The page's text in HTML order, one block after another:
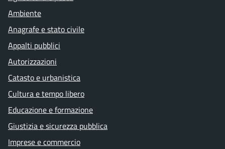
Ambiente
Anagrafe e stato civile
Appalti pubblici
Autorizzazioni
Catasto e urbanistica
Cultura e tempo libero
Educazione e formazione
Giustizia e sicurezza pubblica
Imprese e commercio